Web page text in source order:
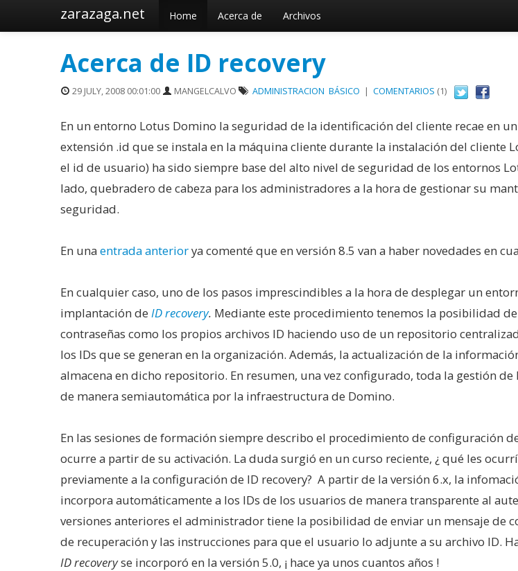
zarazaga.net Home Acerca de Archivos
Acerca de ID recovery
29 JULY, 2008 00:01:00 MANGELCALVO ADMINISTRACION BÁSICO | COMENTARIOS (1)
En un entorno Lotus Domino la seguridad de la identificación del cliente recae en
extensión .id que se instala en la máquina cliente durante la instalación del cliente
el id de usuario) ha sido siempre base del alto nivel de seguridad de los entornos
lado, quebradero de cabeza para los administradores a la hora de gestionar su
seguridad.
En una entrada anteriorya comenté que en versión 8.5 van a haber novedades en
En cualquier caso, uno de los pasos imprescindibles a la hora de desplegar un
implantación de ID recovery. Mediante este procedimiento tenemos la posibilidad
contraseñas como los propios archivos ID haciendo uso de un repositorio
los IDs que se generan en la organización. Además, la actualización de la
almacena en dicho repositorio. En resumen, una vez configurado, toda la gestión de
de manera semiautomática por la infraestructura de Domino.
En las sesiones de formación siempre describo el procedimiento de configuración
ocurre a partir de su activación. La duda surgió en un curso reciente, ¿ qué les
previamente a la configuración de ID recovery? A partir de la versión 6.x, la
incorpora automáticamente a los IDs de los usuarios de manera transparente al
versiones anteriores el administrador tiene la posibilidad de enviar un mensaje de
de recuperación y las instrucciones para que el usuario lo adjunte a su archivo ID.
ID recoveryse incorporó en la versión 5.0, ¡ hace ya unos cuantos años !